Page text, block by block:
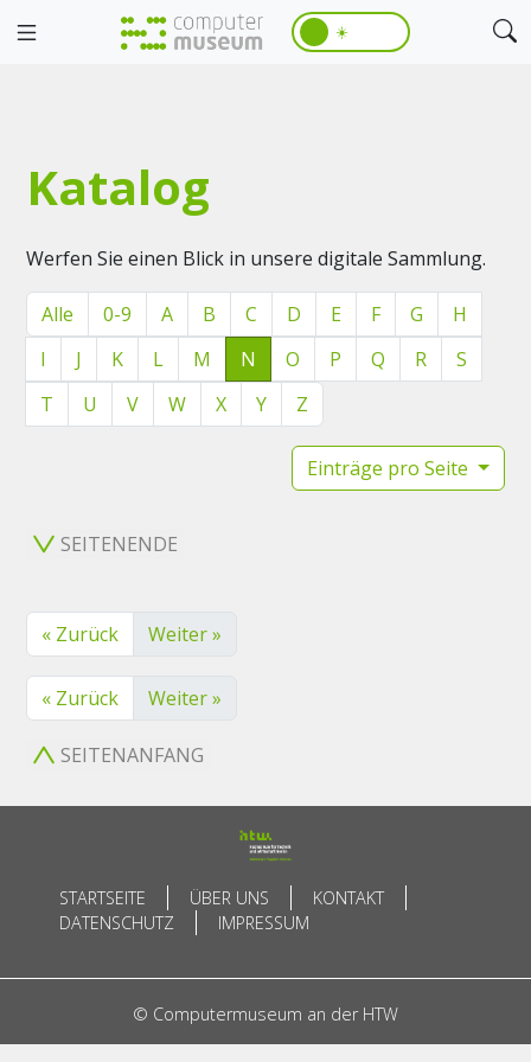
☀️
Katalog
Werfen Sie einen Blick in unsere digitale Sammlung.
Alle 0-9 A B C D E F G
H
I
J K L M N O P Q R
S
T
U V W X Y Z
Einträge pro Seite
SEITENENDE
« Zurück Weiter »
« Zurück Weiter »
SEITENANFANG
STARTSEITE ÜBER UNS
KONTAKT
DATENSCHUTZ
IMPRESSUM
© Computermuseum an der HTW